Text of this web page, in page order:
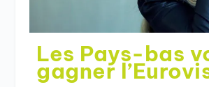
Les Pays-bas
gagner